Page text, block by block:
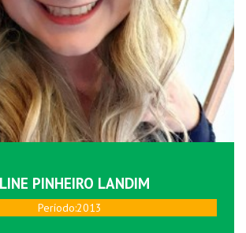
PINHEIRO LANDIM
Perí­odo:2013